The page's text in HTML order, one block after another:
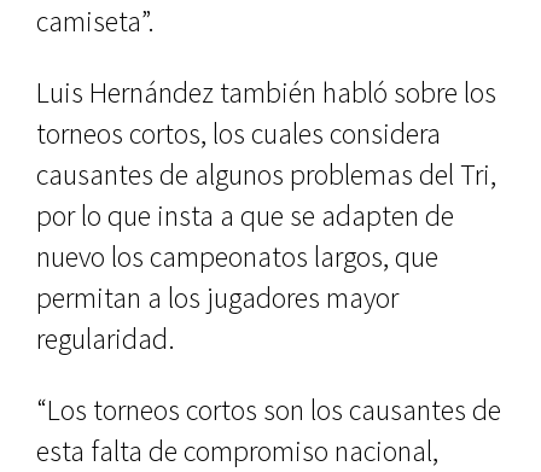
camiseta”.
Luis Hernández también habló sobre los
torneos cortos, los cuales considera
causantes de algunos problemas del Tri,
por lo que insta a que se adapten de
nuevo los campeonatos largos, que
permitan a los jugadores mayor
regularidad.
“Los torneos cortos son los causantes de
esta falta de compromiso nacional,